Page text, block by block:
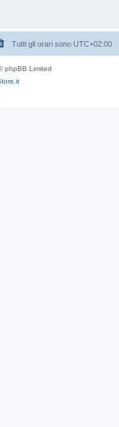
Tutti gli orari sono UTC+02:00
phpBB Limited